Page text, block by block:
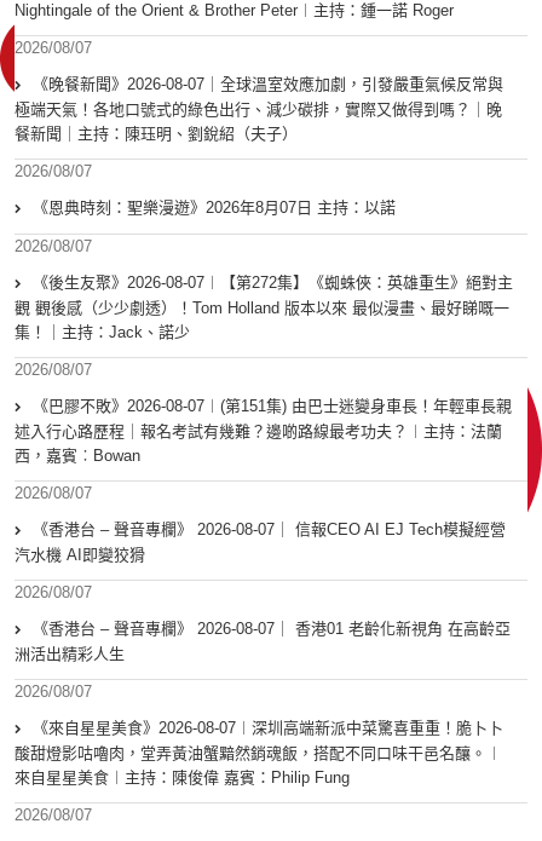
Nightingale of the Orient & Brother Peter︱主持：鍾一諾 Roger
2026/08/07
《晚餐新聞》2026-08-07｜全球溫室效應加劇，引發嚴重氣候反常與
極端天氣！各地口號式的綠色出行、減少碳排，實際又做得到嗎？｜晚
餐新聞｜主持：陳珏明、劉銳紹（夫子）
2026/08/07
《恩典時刻：聖樂漫遊》2026年8月07日 主持：以諾
2026/08/07
《後生友聚》2026-08-07︱【第272集】《蜘蛛俠：英雄重生》絕對主
觀 觀後感（少少劇透）！Tom Holland 版本以來 最似漫畫、最好睇嘅一
集！｜主持：Jack、諾少
2026/08/07
《巴膠不敗》2026-08-07︱(第151集) 由巴士迷變身車長！年輕車長親
述入行心路歷程｜報名考試有幾難？邊啲路線最考功夫？︱主持：法蘭
西，嘉賓︰Bowan
2026/08/07
《香港台 – 聲音專欄》 2026-08-07｜ 信報CEO AI EJ Tech模擬經營
汽水機 AI即變狡猾
2026/08/07
《香港台 – 聲音專欄》 2026-08-07｜ 香港01 老齡化新視角 在高齡亞
洲活出精彩人生
2026/08/07
《來自星星美食》2026-08-07︱深圳高端新派中菜驚喜重重！脆卜卜
酸甜燈影咕嚕肉，堂弄黃油蟹黯然銷魂飯，搭配不同口味干邑名釀。︱
來自星星美食︱主持：陳俊偉 嘉賓：Philip Fung
2026/08/07